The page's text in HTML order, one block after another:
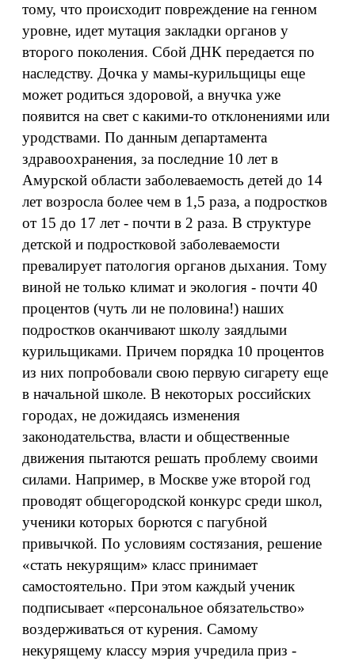
тому, что происходит повреждение на генном
уровне, идет мутация закладки органов у
второго поколения. Сбой ДНК передается по
наследству. Дочка у мамы-курильщицы еще
может родиться здоровой, а внучка уже
появится на свет с какими-то отклонениями или
уродствами. По данным департамента
здравоохранения, за последние 10 лет в
Амурской области заболеваемость детей до 14
лет возросла более чем в 1,5 раза, а подростков
от 15 до 17 лет - почти в 2 раза. В структуре
детской и подростковой заболеваемости
превалирует патология органов дыхания. Тому
виной не только климат и экология - почти 40
процентов (чуть ли не половина!) наших
подростков оканчивают школу заядлыми
курильщиками. Причем порядка 10 процентов
из них попробовали свою первую сигарету еще
в начальной школе. В некоторых российских
городах, не дожидаясь изменения
законодательства, власти и общественные
движения пытаются решать проблему своими
силами. Например, в Москве уже второй год
проводят общегородской конкурс среди школ,
ученики которых борются с пагубной
привычкой. По условиям состязания, решение
«стать некурящим» класс принимает
самостоятельно. При этом каждый ученик
подписывает «персональное обязательство»
воздерживаться от курения. Самому
некурящему классу мэрия учредила приз -